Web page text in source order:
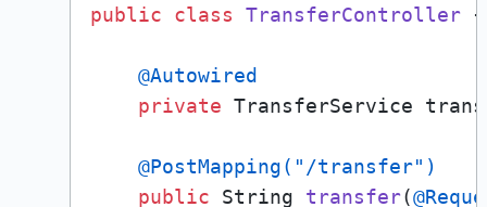
public
class TransferController {
@Autowired
private TransferService
@PostMapping("/transfer")
public String transfer(